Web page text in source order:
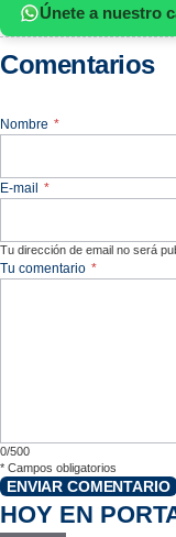
Únete a nuestro
Comentarios
Nombre *
E-mail *
Tu dirección de email no será
Tu comentario *
0/500
* Campos obligatorios
ENVIAR COMENTARIO
HOY EN